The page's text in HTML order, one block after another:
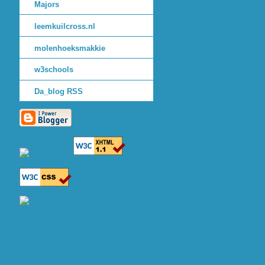
Majors
leemkuilcross.nl
molenhoeksmakkie
w3schools
Da_blog RSS